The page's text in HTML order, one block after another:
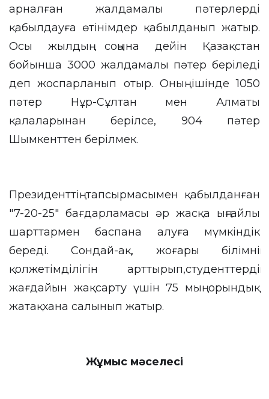
арналған жалдамалы пәтерлерді
қабылдауға өтінімдер қабылданып жатыр.
Осы жылдың соңына дейін Қазақстан
бойынша 3000 жалдамалы пәтер беріледі
деп жоспарланып отыр. Оның ішінде 1050
пәтер Нұр-Сұлтан мен Алматы
қалаларынан берілсе, 904 пәтер
Шымкенттен берілмек.
Президенттің тапсырмасымен қабылданған
"7-20-25" бағдарламасы әр жасқа ыңғайлы
шарттармен баспана алуға мүмкіндік
береді. Сондай-ақ, жоғары білімнің
қолжетімділігін арттырып,студенттердің
жағдайын жақсарту үшін 75 мың орындық
жатақхана салынып жатыр.
Жұмыс мәселесі